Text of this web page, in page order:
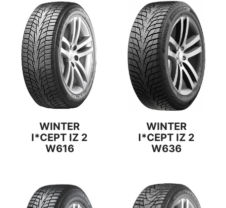
WINTER
I*CEPT IZ 2
W616
WINTER
I*CEPT IZ 2
W636